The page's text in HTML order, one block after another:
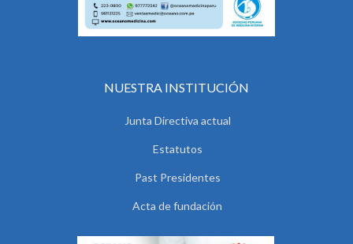
NUESTRA INSTITUCIÓN
Junta Directiva actual
Estatutos
Past Presidentes
Acta de fundación